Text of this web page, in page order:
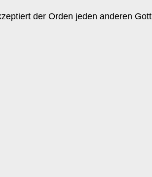
der Orden jeden anderen